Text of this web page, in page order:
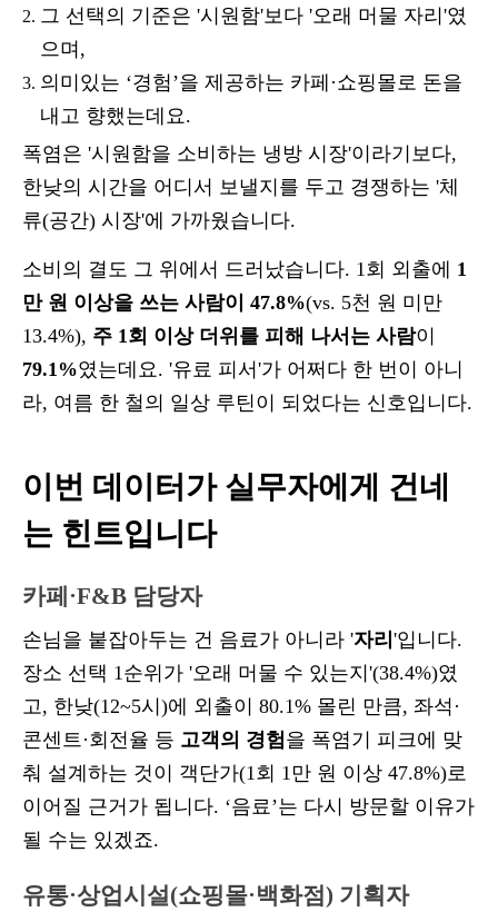
그 선택의 기준은 '시원함'보다 '오래 머물 자리'였
으며,
의미있는 ‘경험’을 제공하는 카페·쇼핑몰로 돈을
내고 향했는데요.
폭염은 '시원함을 소비하는 냉방 시장'이라기보다,
한낮의 시간을 어디서 보낼지를 두고 경쟁하는 '체
류(공간) 시장'에 가까웠습니다.
소비의 결도 그 위에서 드러났습니다. 1회 외출에 1
만 원 이상을 쓰는 사람이 47.8%(vs. 5천 원 미만
13.4%), 주 1회 이상 더위를 피해 나서는 사람이
79.1%였는데요. '유료 피서'가 어쩌다 한 번이 아니
라, 여름 한 철의 일상 루틴이 되었다는 신호입니다.
이번 데이터가 실무자에게 건네
는 힌트입니다
카페·F&B 담당자
손님을 붙잡아두는 건 음료가 아니라 '자리 '입니다.
장소 선택 1순위가 '오래 머물 수 있는지'(38.4%)였
고, 한낮(12~5시)에 외출이 80.1% 몰린 만큼, 좌석·
콘센트·회전율 등 고객의 경험을 폭염기 피크에 맞
춰 설계하는 것이 객단가(1회 1만 원 이상 47.8%)로
이어질 근거가 됩니다. ‘음료’는 다시 방문할 이유가
될 수는 있겠죠.
유통·상업시설(쇼핑몰·백화점) 기획자